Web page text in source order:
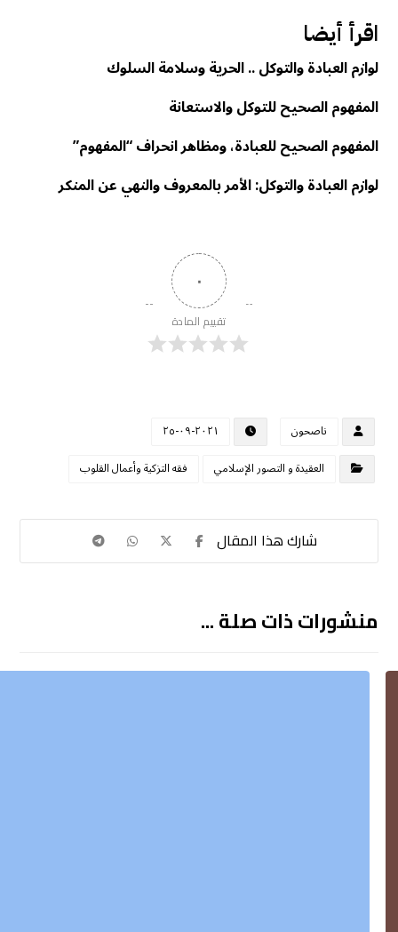
اقرأ أيضا
لوازم العبادة والتوكل .. الحرية وسلامة السلوك
المفهوم الصحيح للتوكل والاستعانة
المفهوم الصحيح للعبادة، ومظاهر انحراف “المفهوم”
لوازم العبادة والتوكل: الأمر بالمعروف والنهي عن المنكر
٠
تقييم المادة
ناصحون
٢٠٢١-٠٩-٢٥
العقيدة و التصور الإسلامي
فقه التزكية وأعمال القلوب
منشورات ذات صلة ...